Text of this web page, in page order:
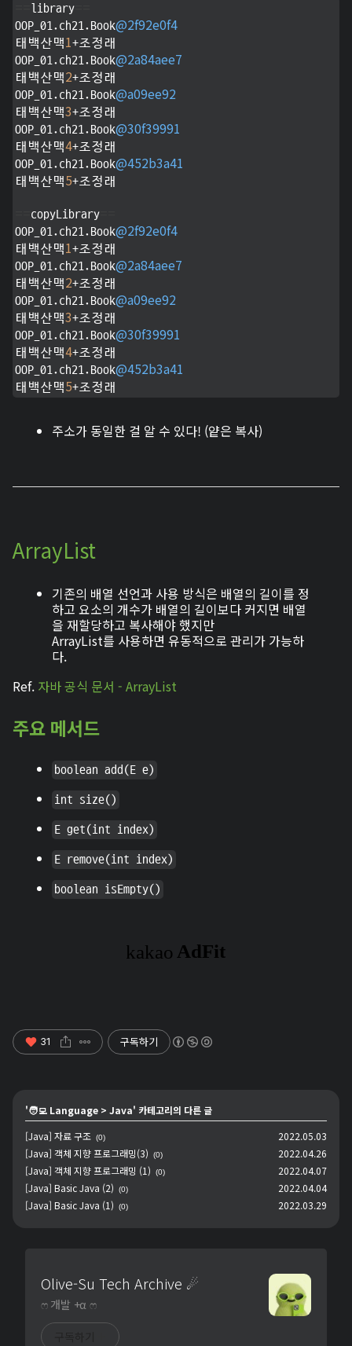
library
OOP_01.ch21.Book@2f92e0f4
태백산맥1+조정래
OOP_01.ch21.Book@2a84aee7
태백산맥2+조정래
OOP_01.ch21.Book@a09ee92
태백산맥3+조정래
OOP_01.ch21.Book@30f39991
태백산맥4+조정래
OOP_01.ch21.Book@452b3a41
태백산맥5+조정래
copyLibrary
OOP_01.ch21.Book@2f92e0f4
태백산맥1+조정래
OOP_01.ch21.Book@2a84aee7
태백산맥2+조정래
OOP_01.ch21.Book@a09ee92
태백산맥3+조정래
OOP_01.ch21.Book@30f39991
태백산맥4+조정래
OOP_01.ch21.Book@452b3a41
태백산맥5+조정래
주소가 동일한 걸 알 수 있다! (얕은 복사)
ArrayList
기존의 배열 선언과 사용 방식은 배열의 길이를 정
하고 요소의 개수가 배열의 길이보다 커지면 배열
을 재할당하고 복사해야 했지만
ArrayList를 사용하면 유동적으로 관리가 가능하
다.
Ref. 자바 공식 문서 - ArrayList
주요 메서드
boolean add(E e)
int size()
E get(int index)
E remove(int index)
boolean isEmpty()
31 구독하기
'🧑‍💻 Language > Java' 카테고리의 다른 글
[Java] 자료 구조 (0)
2022.05.03
[Java] 객체 지향 프로그래밍(3)
(0)
2022.04.26
[Java] 객체 지향 프로그래밍 (1)
(0)
2022.04.07
[Java] Basic Java (2)
(0)
2022.04.04
[Java] Basic Java (1)
(0) 2022.03.29
Olive-Su Tech Archive ☄︎
ෆ 개발 +α ෆ